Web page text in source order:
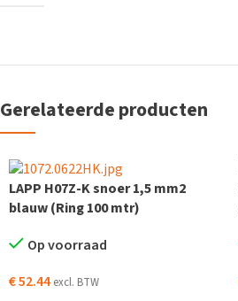
Gerelateerde producten
LAPP H07Z-K snoer 1,5 mm2
blauw (Ring 100 mtr)
Op voorraad
€52.44 excl. BTW